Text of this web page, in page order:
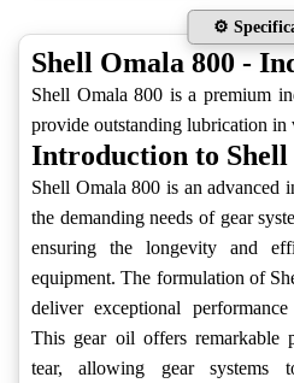
⚙️
Shell Omala 800 -
Shell Omala 800 is a premium
provide outstanding lubrication in
Introduction to Shell
Shell Omala 800 is an advanced
the demanding needs of gear
ensuring the longevity and
equipment. The formulation of
deliver exceptional
This gear oil offers remarkable
tear, allowing gear systems